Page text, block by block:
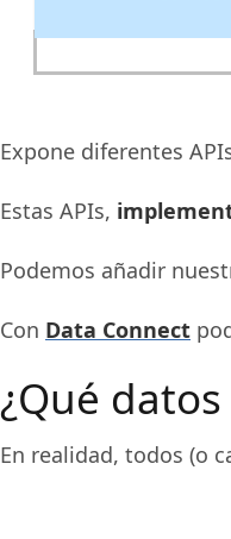
Expone diferentes
Estas APIs,
Podemos añadir
Con Data Connect
¿Qué
En realidad, todos (o